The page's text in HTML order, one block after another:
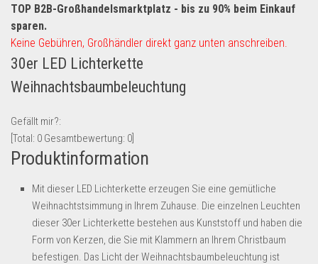
Handy und Smartphone
Kosmetik & Pflege
Lebensmittel & Getränke
Multimedia & Elektro
Münzen
Spielzeug & Games
Schuhe & Accessoires
Sport & Freizeit
Uhren & Schmuck
Wohnen & Einrichten
Restposten-Angebote
TOP B2B-Großhandelsmarktplatz - bis zu 90% beim Einkauf
sparen.
Keine Gebühren, Großhändler direkt ganz unten anschreiben.
30er LED Lichterkette
Weihnachtsbaumbeleuchtung
Gefällt mir?:
[Total: 0 Gesamtbewertung: 0
Produktinformation
Mit dieser LED Lichterkette erzeugen Sie eine gemütliche
Weihnachtstsimmung in Ihrem Zuhause. Die einzelnen Leuchten
dieser 30er Lichterkette bestehen aus Kunststoff und haben die
Form von Kerzen, die Sie mit Klammern an Ihrem Christbaum
befestigen. Das Licht der Weihnachtsbaumbeleuchtung ist